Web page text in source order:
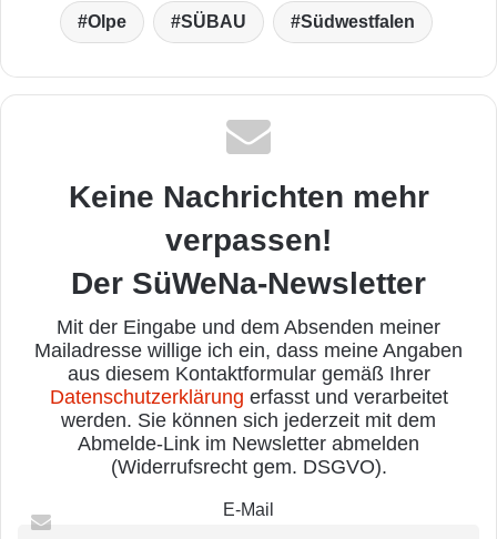
Olpe SÜBAU Südwestfalen
Keine Nachrichten mehr
verpassen!
Der SüWeNa-Newsletter
Mit der Eingabe und dem Absenden meiner
Mailadresse willige ich ein, dass meine Angaben
aus diesem Kontaktformular gemäß Ihrer
Datenschutzerklärung erfasst und verarbeitet
werden. Sie können sich jederzeit mit dem
Abmelde-Link im Newsletter abmelden
(Widerrufsrecht gem. DSGVO).
E-Mail